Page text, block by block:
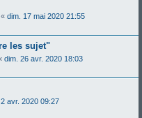
« dim. 17 mai 2020 21:55
les sujet"
dim. 26 avr. 2020 18:03
avr. 2020 09:27